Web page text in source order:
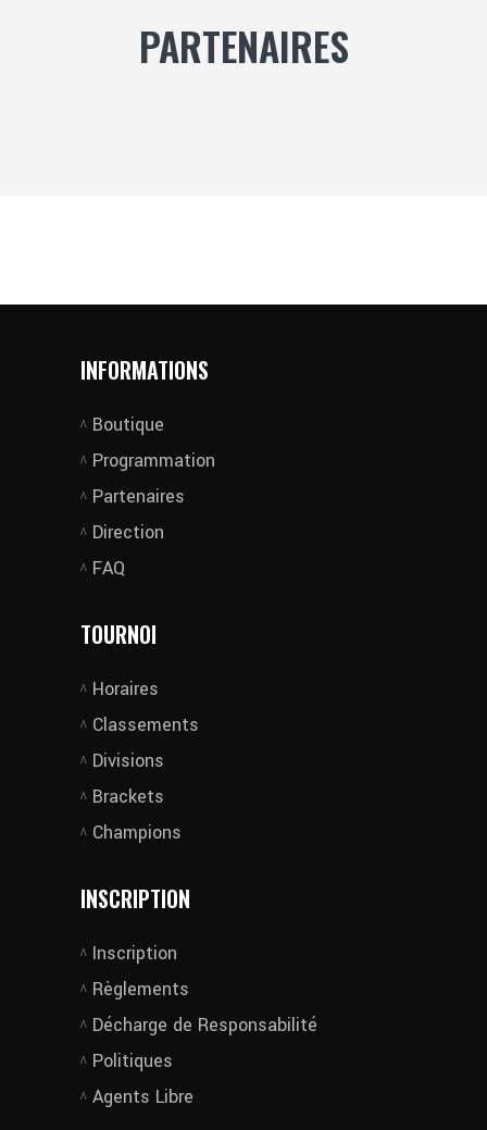
PARTENAIRES
INFORMATIONS
Boutique
Programmation
Partenaires
Direction
FAQ
TOURNOI
Horaires
Classements
Divisions
Brackets
Champions
INSCRIPTION
Inscription
Règlements
Décharge de Responsabilité
Politiques
Agents Libre